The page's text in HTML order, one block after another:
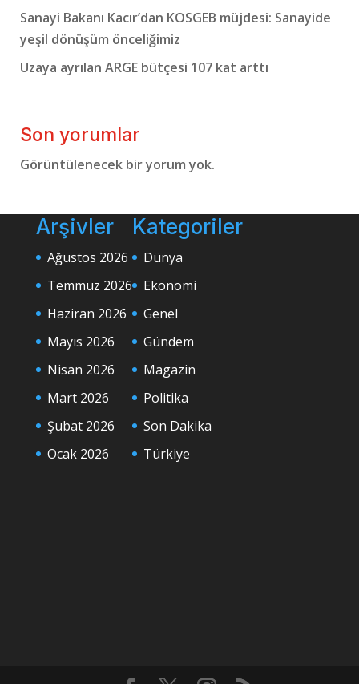
Sanayi Bakanı Kacır’dan KOSGEB müjdesi: Sanayide
yeşil dönüşüm önceliğimiz
Uzaya ayrılan ARGE bütçesi 107 kat arttı
Son yorumlar
Görüntülenecek bir yorum yok.
Arşivler
Ağustos 2026
Temmuz 2026
Haziran 2026
Mayıs 2026
Nisan 2026
Mart 2026
Şubat 2026
Ocak 2026
Kategoriler
Dünya
Ekonomi
Genel
Gündem
Magazin
Politika
Son Dakika
Türkiye